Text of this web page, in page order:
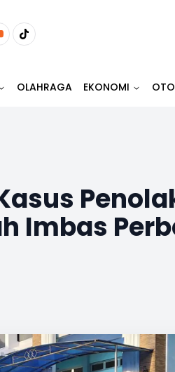
OLAHRAGA EKONOMI
Imbas